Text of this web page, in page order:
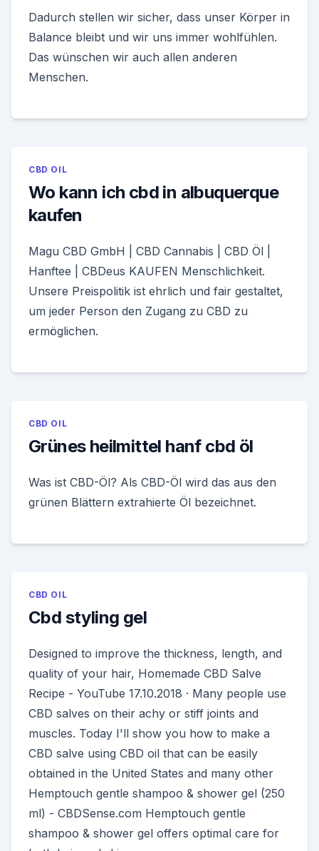
Dadurch stellen wir sicher, dass unser Körper in
Balance bleibt und wir uns immer wohlfühlen.
Das wünschen wir auch allen anderen
Menschen.
CBD OIL
Wo kann ich cbd in albuquerque
kaufen
Magu CBD GmbH | CBD Cannabis | CBD Öl |
Hanftee | CBDeus KAUFEN Menschlichkeit.
Unsere Preispolitik ist ehrlich und fair gestaltet,
um jeder Person den Zugang zu CBD zu
ermöglichen.
CBD OIL
Grünes heilmittel hanf cbd öl
Was ist CBD-Öl? Als CBD-Öl wird das aus den
grünen Blättern extrahierte Öl bezeichnet.
CBD OIL
Cbd styling gel
Designed to improve the thickness, length, and
quality of your hair, Homemade CBD Salve
Recipe - YouTube 17.10.2018 · Many people use
CBD salves on their achy or stiff joints and
muscles. Today I'll show you how to make a
CBD salve using CBD oil that can be easily
obtained in the United States and many other
Hemptouch gentle shampoo & shower gel (250
ml) - CBDSense.com Hemptouch gentle
shampoo & shower gel offers optimal care for